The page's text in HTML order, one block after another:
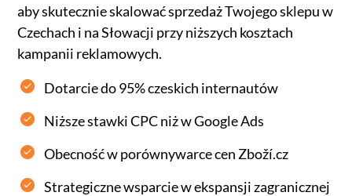
aby skutecznie skalować sprzedaż Twojego sklepu w
Czechach i na Słowacji przy niższych kosztach
kampanii reklamowych.
Dotarcie do 95% czeskich internautów
Niższe stawki CPC niż w Google Ads
Obecność w porównywarce cen Zboží.cz
Strategiczne wsparcie w ekspansji zagranicznej